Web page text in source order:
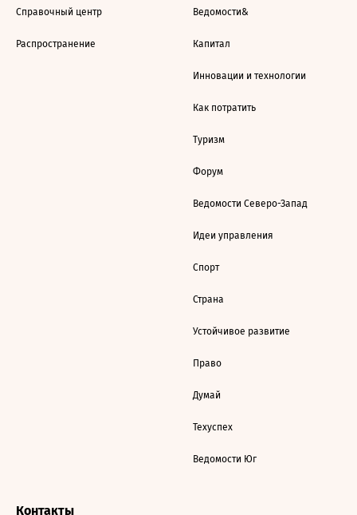
Справочный центр
Распространение
Ведомости&
Капитал
Инновации и технологии
Как потратить
Туризм
Форум
Ведомости Северо-Запад
Идеи управления
Спорт
Страна
Устойчивое развитие
Право
Думай
Техуспех
Ведомости Юг
Контакты